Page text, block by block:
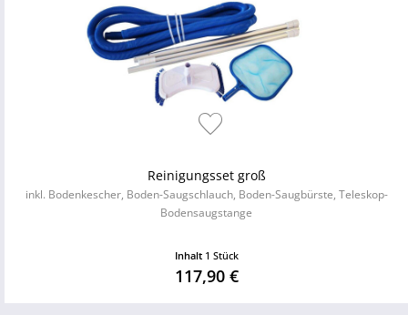
Reinigungsset groß
inkl. Bodenkescher, Boden-Saugschlauch, Boden-Saugbürste, Teleskop-
Bodensaugstange
Inhalt 1 Stück
117,90 €